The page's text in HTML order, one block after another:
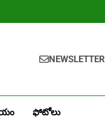
NEWSLETTER
ఫోటోలు